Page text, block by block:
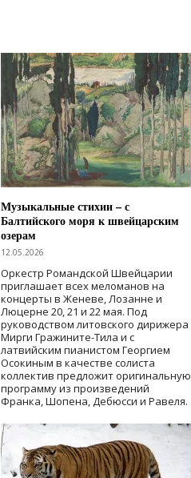
Музыкальные стихии – с
Балтийского моря к швейцарским
озерам
12.05.2026
Оркестр Романдской Швейцарии
приглашает всех меломанов на
концерты в Женеве, Лозанне и
Люцерне 20, 21 и 22 мая. Под
руководством литовского дирижера
Мирги Гражините-Тила и с
латвийским пианистом Георгием
Осокиным в качестве солиста
коллектив предложит оригинальную
программу из произведений
Франка, Шопена, Дебюсси и Равеля.